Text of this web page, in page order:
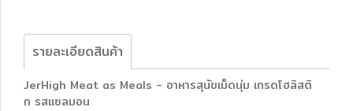
รายละเอียดสินค้า
JerHigh Meat as Meals - อาหารสุนัขเม็ดนุ่ม เกรดโฮลิสติ
ก รสแซลมอน